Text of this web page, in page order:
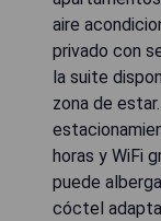
aire
privado con
la suite
zona de
horas y WiFi
puede
cóctel